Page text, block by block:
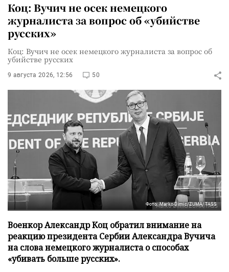
Коц: Вучич не осек немецкого
журналиста за вопрос об «убийстве
русских»
Коц: Вучич не осек немецкого журналиста за вопрос об
убийстве русских
9 августа 2026, 12:56 50
Фото: Marko Dimic/ZUMA/TASS
Военкор Александр Коц обратил внимание на
реакцию президента Сербии Александра Вучича
на слова немецкого журналиста о способах
«убивать больше русских».